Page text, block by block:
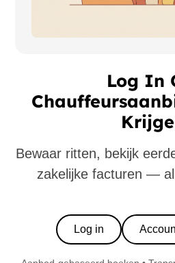
Log In
Bewaar ritten, bekijk
zakelijke facturen —
Log in